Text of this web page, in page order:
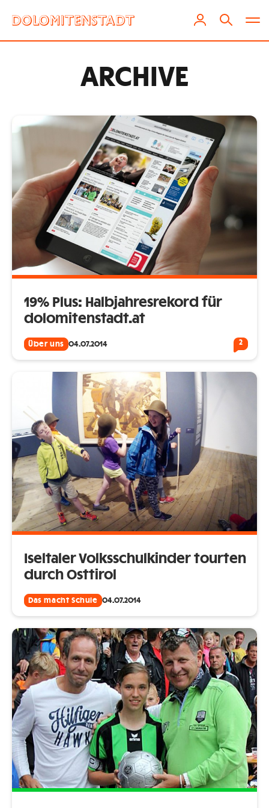
ARCHIVE
19% Plus: Halbjahresrekord für
dolomitenstadt.at
Über uns 04.07.2014 2
Iseltaler Volksschulkinder tourten
durch Osttirol
Das macht Schule 04.07.2014